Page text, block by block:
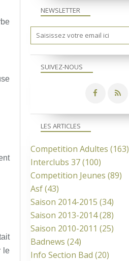
le
NEWSLETTER
SUIVEZ-NOUS
LES ARTICLES
Competition Adultes (163)
Interclubs 37(100)
Competition Jeunes (89)
Asf(43)
Saison 2014-2015 (34)
Saison 2013-2014(28)
Saison 2010-2011 (25)
Badnews (24)
Info Section Bad (20)